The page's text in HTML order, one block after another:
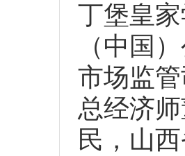
丁堡皇
（中国
市场监
总经济
民，山